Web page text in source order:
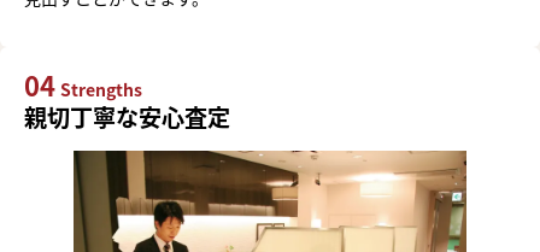
04 Strengths
親切丁寧な安心査定